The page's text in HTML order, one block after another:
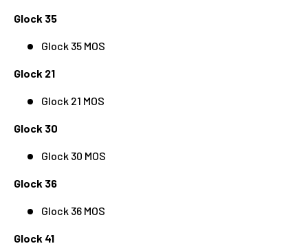
Glock 35
Glock 35 MOS
Glock 21
Glock 21 MOS
Glock 30
Glock 30 MOS
Glock 36
Glock 36 MOS
Glock 41